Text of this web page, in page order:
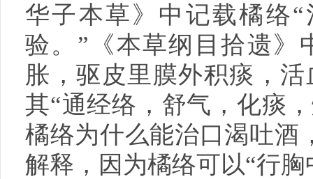
华子本草》中记载橘络
验。”《本草纲目拾遗》
胀，驱皮里膜外积痰，
其“通经络，舒气，化痰
橘络为什么能治口渴吐酒
解释，因为橘络可以“行